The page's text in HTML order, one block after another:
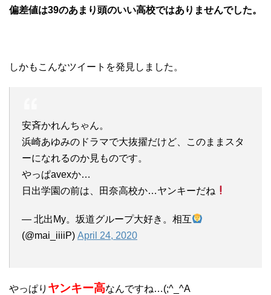
偏差値は39のあまり頭のいい高校ではありませんでした。
しかもこんなツイートを発見しました。
安斉かれんちゃん。
浜崎あゆみのドラマで大抜擢だけど、このままスタ
ーになれるのか見ものです。
やっぱavexか…
日出学園の前は、田奈高校か…ヤンキーだね
— 北出My。坂道グループ大好き。相互
(@mai_iiiiP) April 24, 2020
やっぱり ヤンキー高なんですね…(;^_^A